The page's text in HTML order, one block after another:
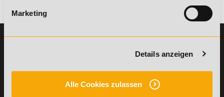
Marketing
Details anzeigen
Alle Cookies zulassen
+49 (0) 7191 9513201
Die Academy
Lehr- und
Lernmethoden
PreisFAIRsprechen